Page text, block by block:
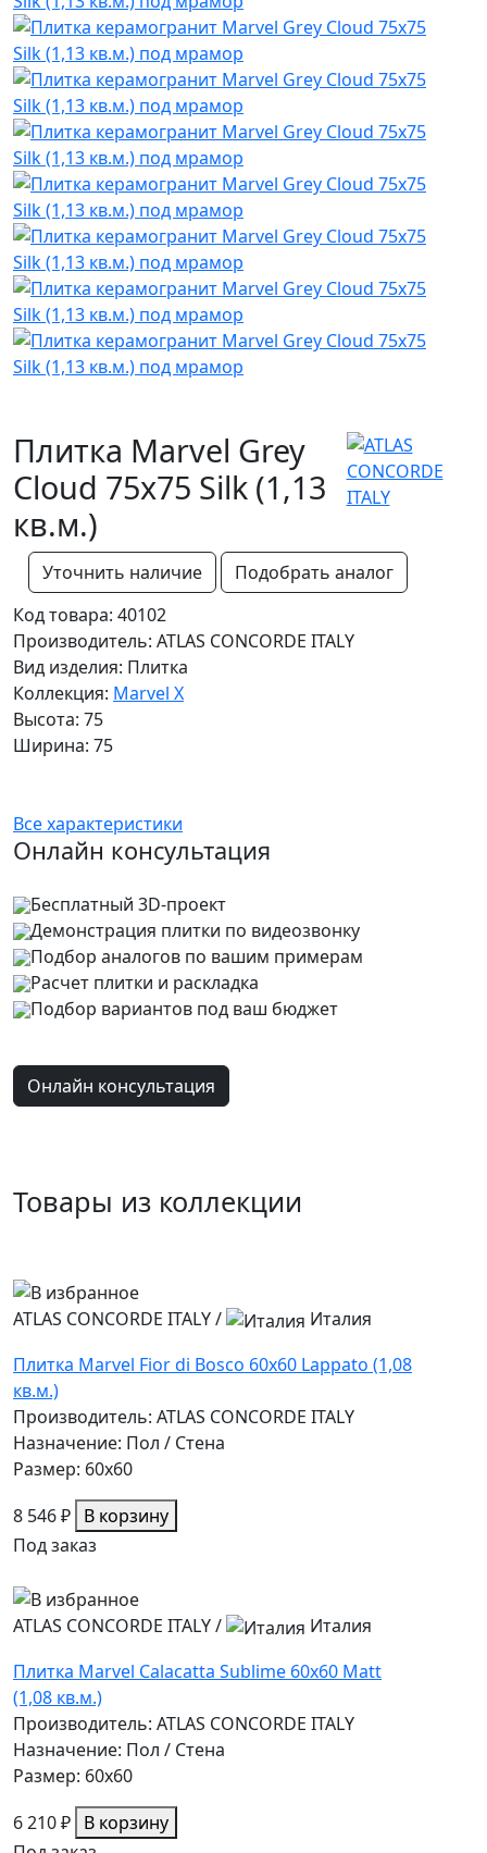
Плитка Marvel Grey
Cloud 75x75 Silk (1,13
кв.м.)
Уточнить наличие
Подобрать аналог
Код товара: 40102
Производитель: ATLAS CONCORDE ITALY
Вид изделия: Плитка
Коллекция: Marvel X
Высота: 75
Ширина: 75
Все характеристики
Онлайн консультация
Бесплатный 3D-проект
Демонстрация плитки по видеозвонку
Подбор аналогов по вашим примерам
Расчет плитки и раскладка
Подбор вариантов под ваш бюджет
Онлайн консультация
Товары из коллекции
ATLAS CONCORDE ITALY/
Италия
Плитка Marvel Fior di Bosco 60x60 Lappato (1,08
кв.м.)
Производитель: ATLAS CONCORDE ITALY
Назначение: Пол / Стена
Размер: 60x60
8 546 ₽ В корзину
Под заказ
ATLAS CONCORDE ITALY/
Италия
Плитка Marvel Calacatta Sublime 60x60 Matt
(1,08 кв.м.)
Производитель: ATLAS CONCORDE ITALY
Назначение: Пол / Стена
Размер: 60x60
6 210 ₽ В корзину